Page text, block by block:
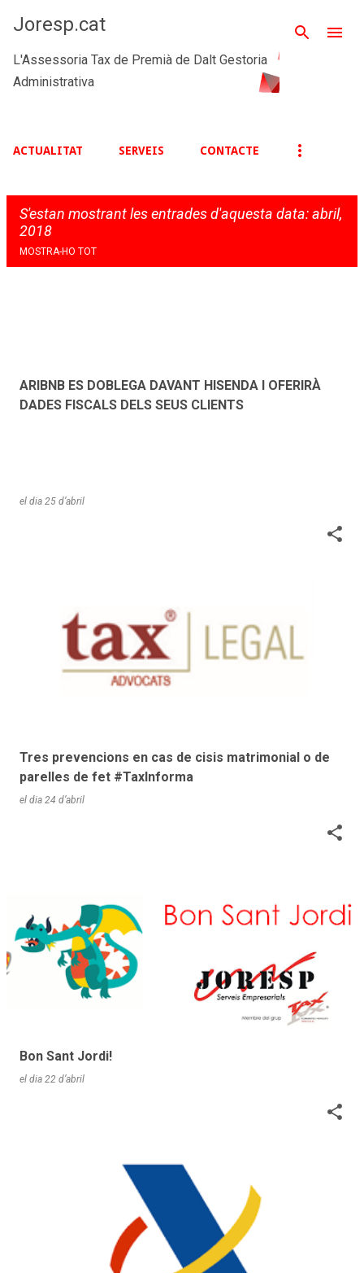
Joresp.cat
L'Assessoria Tax de Premià de Dalt Gestoria
Administrativa
ACTUALITAT SERVEIS CONTACTE
S'estan mostrant les entrades d'aquesta data: abril,
2018
MOSTRA-HO TOT
ARIBNB ES DOBLEGA DAVANT HISENDA I OFERIRÀ
DADES FISCALS DELS SEUS CLIENTS
el dia 25 d’abril
Tres prevencions en cas de cisis matrimonial o de
parelles de fet #TaxInforma
el dia 24 d’abril
Bon Sant Jordi!
el dia 22 d’abril